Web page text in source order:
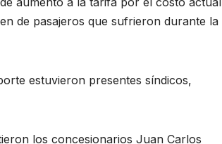
de pasajeros que sufrieron durante la
estuvieron presentes síndicos,
los concesionarios Juan Carlos